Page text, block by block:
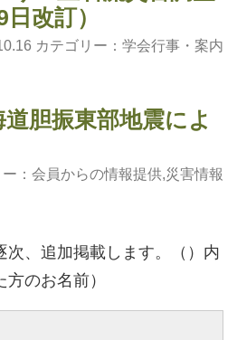
改訂）
カテゴリー： 学会行事・案内
胆振東部地震によ
： 会員からの情報提供,災害情報
次、追加掲載します。（）内
のお名前）